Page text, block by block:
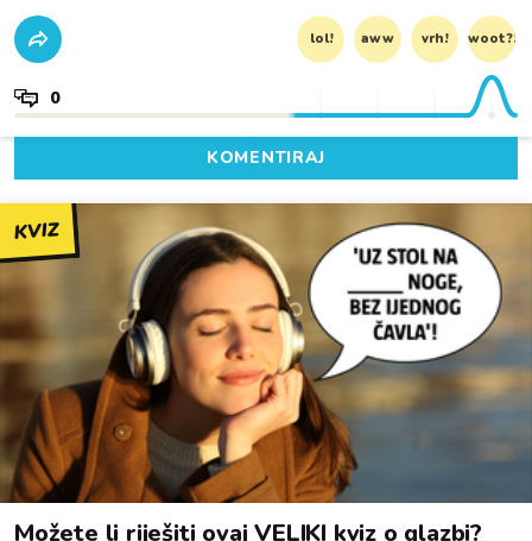
lol! aww vrh! woot?!
0
KOMENTIRAJ
KVIZ
Možete li riješiti ovaj VELIKI kviz o glazbi?